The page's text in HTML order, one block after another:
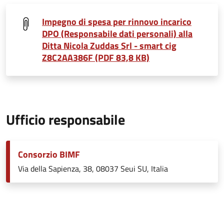
Impegno di spesa per rinnovo incarico
DPO (Responsabile dati personali) alla
Ditta Nicola Zuddas Srl - smart cig
Z8C2AA386F (PDF 83,8 KB)
Ufficio responsabile
Consorzio BIMF
Via della Sapienza, 38, 08037 Seui SU, Italia